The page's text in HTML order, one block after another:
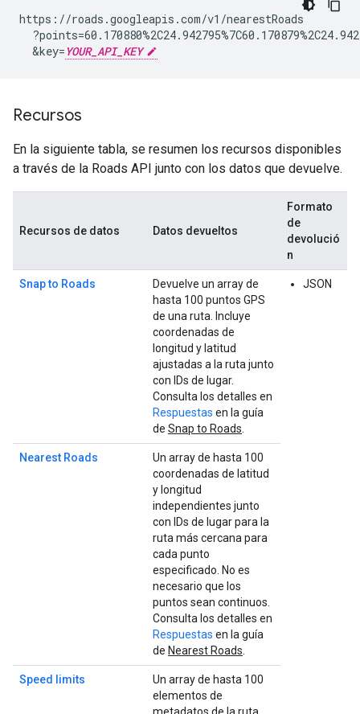
https://roads.googleapis.com/v1/nearestRoads
  &key=
YOUR_API_KEY
Recursos
En la siguiente tabla, se resumen los recursos disponibles
a través de la Roads API junto con los datos que devuelve.
Recursos de datos Datos devueltos
Formato
de
devolució
n
Snap to Roads
Devuelve un array de
hasta 100 puntos GPS
de una ruta. Incluye
coordenadas de
longitud y latitud
ajustadas a la ruta junto
con IDs de lugar.
Consulta los detalles en
Respuestas en la guía
de Snap to Roads
JSON
Nearest Roads
Un array de hasta 100
coordenadas de latitud
y longitud
independientes junto
con IDs de lugar para la
ruta más cercana para
cada punto
especificado. No es
necesario que los
puntos sean continuos.
Consulta los detalles en
Respuestas en la guía
de Nearest Roads
Speed limits
Un array de hasta 100
elementos de